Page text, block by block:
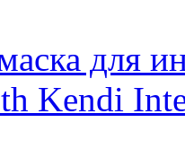
для
Kendi